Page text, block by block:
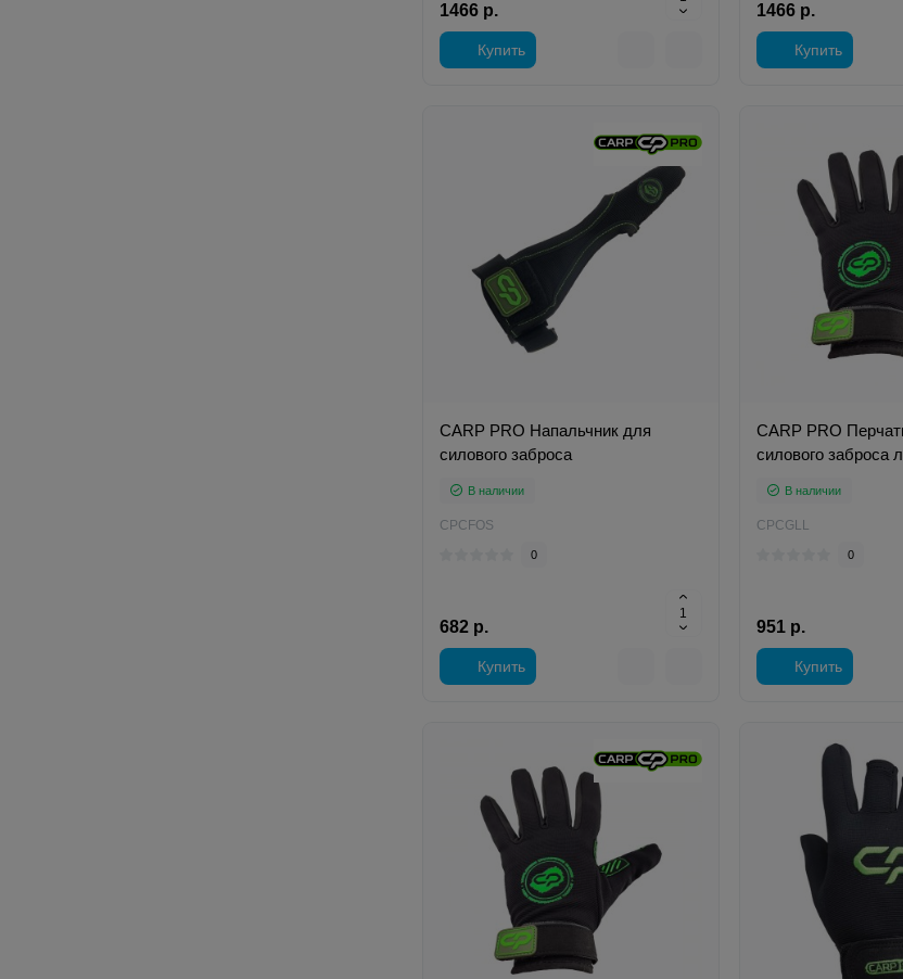
1466 р.
Купить
1466 р.
Купить
CARP PRO Напальчник для
силового заброса
В наличии
CPCFOS
0
682 р.
Купить
CARP PRO
силового заброса
В наличии
CPCGLL
0
951 р.
Купить